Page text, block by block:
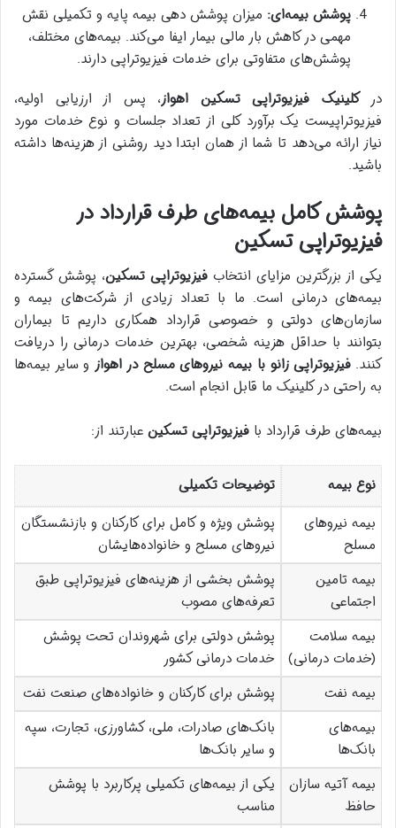
پوشش بیمه‌ای: میزان پوشش دهی بیمه پایه و تکمیلی نقش
مهمی در کاهش بار مالی بیمار ایفا می‌کند. بیمه‌های مختلف،
پوشش‌های متفاوتی برای خدمات فیزیوتراپی دارند.
درکلینیک فیزیوتراپی تسکین اهواز، پس از ارزیابی اولیه،
فیزیوتراپیست یک برآورد کلی از تعداد جلسات و نوع خدمات مورد
نیاز ارائه می‌دهد تا شما از همان ابتدا دید روشنی از هزینه‌ها داشته
باشید.
پوشش کامل بیمه‌های طرف قرارداد در
فیزیوتراپی تسکین
یکی از بزرگترین مزایای انتخاب فیزیوتراپی تسکین، پوشش گسترده
بیمه‌های درمانی است. ما با تعداد زیادی از شرکت‌های بیمه و
سازمان‌های دولتی و خصوصی قرارداد همکاری داریم تا بیماران
بتوانند با حداقل هزینه شخصی، بهترین خدمات درمانی را دریافت
کنند. فیزیوتراپی زانو با بیمه نیروهای مسلح در اهوازو سایر بیمه‌ها
به راحتی در کلینیک ما قابل انجام است.
بیمه‌های طرف قرارداد با فیزیوتراپی تسکین عبارتند از:
نوع بیمه
توضیحات تکمیلی
بیمه نیروهای
مسلح
پوشش ویژه و کامل برای کارکنان و بازنشستگان
نیروهای مسلح و خانواده‌هایشان
بیمه تامین
اجتماعی
پوشش بخشی از هزینه‌های فیزیوتراپی طبق
تعرفه‌های مصوب
بیمه سلامت
(خدمات درمانی)
پوشش دولتی برای شهروندان تحت پوشش
خدمات درمانی کشور
بیمه نفت
پوشش برای کارکنان و خانواده‌های صنعت نفت
بیمه‌های
بانک‌ها
بانک‌های صادرات، ملی، کشاورزی، تجارت، سپه
و سایر بانک‌ها
بیمه آتیه سازان
حافظ
یکی از بیمه‌های تکمیلی پرکاربرد با پوشش
مناسب